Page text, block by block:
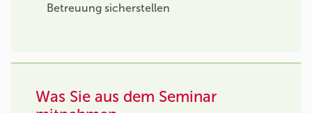
Betreuung sicherstellen
Was Sie aus dem Seminar